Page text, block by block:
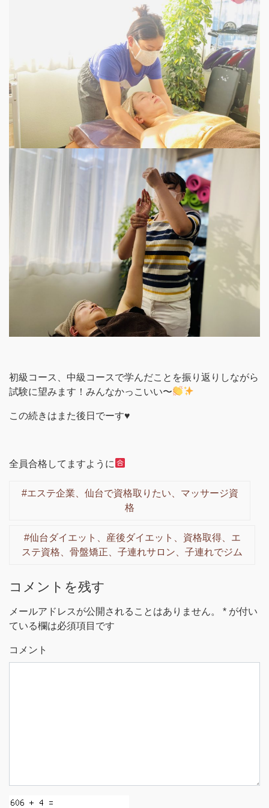
初級コース、中級コースで学んだことを振り返りしながら
試験に望みます！みんなかっこいい〜
この続きはまた後日でーす♥️
全員合格してますように
#エステ企業、仙台で資格取りたい、マッサージ資
格
#仙台ダイエット、産後ダイエット、資格取得、エ
ステ資格、骨盤矯正、子連れサロン、子連れでジム
コメントを残す
メールアドレスが公開されることはありません。 * が付い
ている欄は必須項目です
コメント